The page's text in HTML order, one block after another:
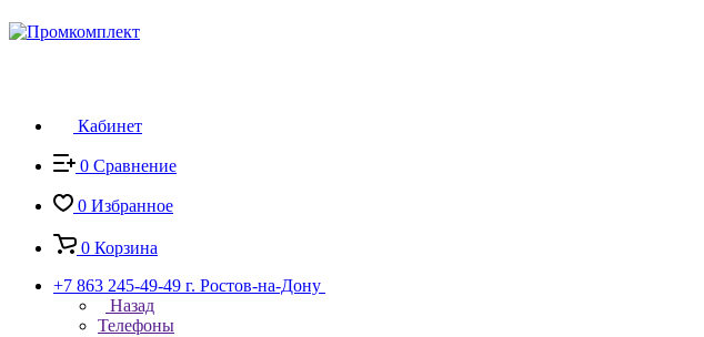
Кабинет
0 Сравнение
0 Избранное
0 Корзина
+7 863 245-49-49 г. Ростов-на-Дону
Назад
Телефоны